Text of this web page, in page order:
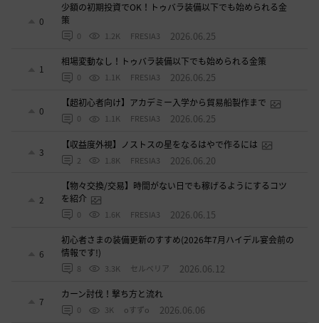
0
少額の初期投資でOK！トゥバラ装備以下でも始められる金
策
0 1.2K FRESIA3 2026.06.25
1
相場変動なし！トゥバラ装備以下でも始められる金策
0 1.1K FRESIA3 2026.06.25
0
【超初心者向け】アカデミー入学から貿易船製作まで
0 1.1K FRESIA3 2026.06.25
3
【収益度外視】ノストスの星をなるはやで作るには
2 1.8K FRESIA3 2026.06.20
2
【物々交換/交易】時間がない日でも稼げるようにするコツ
を紹介
0 1.6K FRESIA3 2026.06.15
6
初心者さまの装備更新のすすめ(2026年7月ハイデル宴会前の
情報です!)
8 3.3K セルベリア 2026.06.12
7
カーン討伐！撃ち方と流れ
0 3K oすずo 2026.06.06